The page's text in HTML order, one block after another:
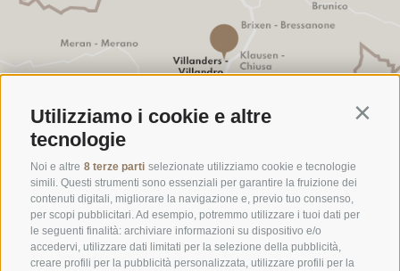
Utilizziamo i cookie e altre
tecnologie
Noi e altre 8 terze parti selezionate utilizziamo cookie e tecnologie
simili. Questi strumenti sono essenziali per garantire la fruizione dei
contenuti digitali, migliorare la navigazione e, previo tuo consenso,
per scopi pubblicitari. Ad esempio, potremmo utilizzare i tuoi dati per
le seguenti finalità: archiviare informazioni su dispositivo e/o
accedervi, utilizzare dati limitati per la selezione della pubblicità,
creare profili per la pubblicità personalizzata, utilizzare profili per la